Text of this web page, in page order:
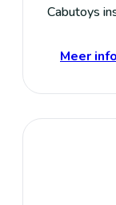
Cabutoys
Meer